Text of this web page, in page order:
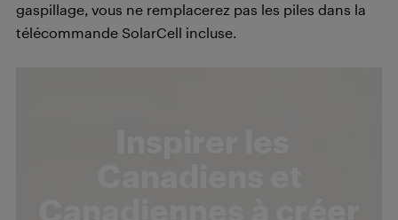
gaspillage, vous ne remplacerez pas les piles dans la
télécommande SolarCell incluse.